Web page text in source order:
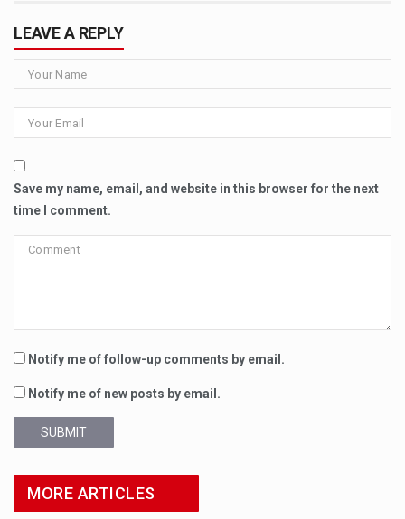
LEAVE A REPLY
Save my name, email, and website in this browser for the next
time I comment.
Notify me of follow-up comments by email.
Notify me of new posts by email.
SUBMIT
MORE ARTICLES